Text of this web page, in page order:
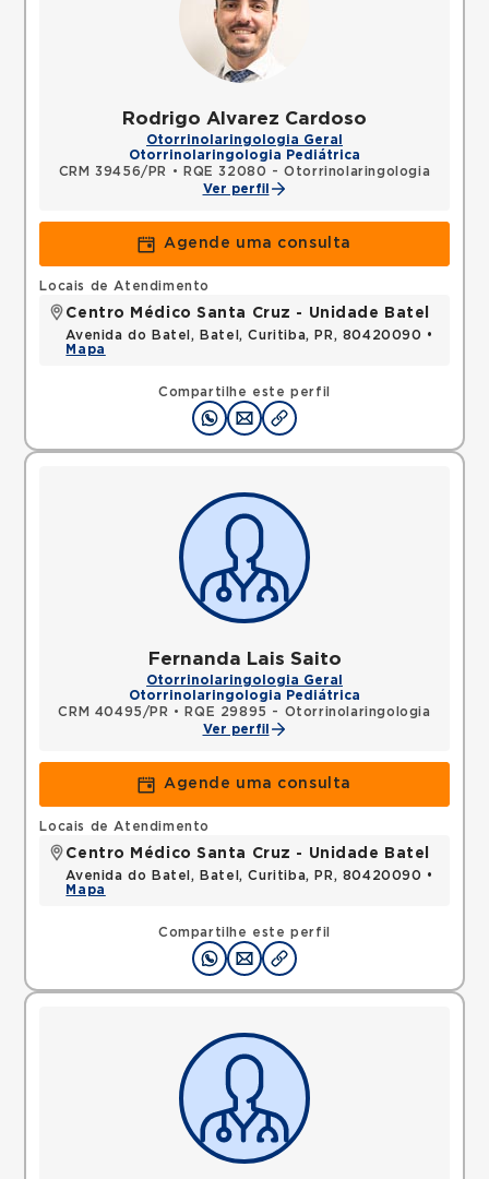
Rodrigo Alvarez Cardoso
Otorrinolaringologia Geral
Otorrinolaringologia Pediátrica
CRM 39456/PR
•
RQE 32080 - Otorrinolaringologia
Ver perfil
Agende uma consulta
Compartilhe este perfil
Locais de Atendimento
Centro Médico Santa Cruz - Unidade Batel
Avenida do Batel, Batel, Curitiba, PR, 80420090 •
Mapa
Fernanda Lais Saito
Otorrinolaringologia Geral
Otorrinolaringologia Pediátrica
CRM 40495/PR •
RQE 29895 - Otorrinolaringologia
Ver perfil
Agende uma consulta
Compartilhe este perfil
Locais de Atendimento
Centro Médico Santa Cruz - Unidade Batel
Avenida do Batel, Batel, Curitiba, PR, 80420090 •
Mapa